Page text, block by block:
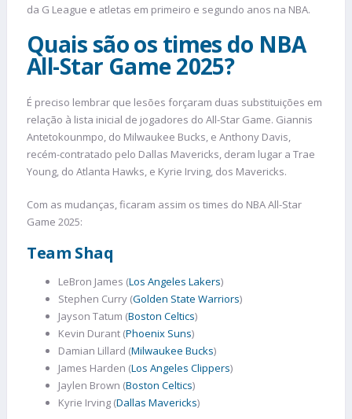
da G League e atletas em primeiro e segundo anos na NBA.
Quais são os times do NBA
All-Star Game 2025?
É preciso lembrar que lesões forçaram duas substituições em
relação à lista inicial de jogadores do All-Star Game. Giannis
Antetokounmpo, do Milwaukee Bucks, e Anthony Davis,
recém-contratado pelo Dallas Mavericks, deram lugar a Trae
Young, do Atlanta Hawks, e Kyrie Irving, dos Mavericks.
Com as mudanças, ficaram assim os times do NBA All-Star
Game 2025:
Team Shaq
LeBron James (Los Angeles Lakers)
Stephen Curry (Golden State Warriors)
Jayson Tatum (Boston Celtics)
Kevin Durant (Phoenix Suns)
Damian Lillard (Milwaukee Bucks)
James Harden (Los Angeles Clippers)
Jaylen Brown (Boston Celtics)
Kyrie Irving (Dallas Mavericks)